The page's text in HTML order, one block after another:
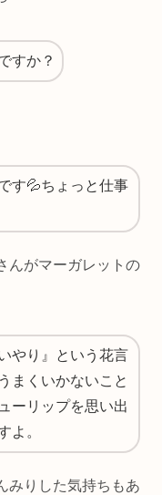
すか？
す💦ちょっと仕事
んがマーガレットの
やり』という花言
まくいかないこと
ーリップを思い出
よ。
みりした気持ちもあ